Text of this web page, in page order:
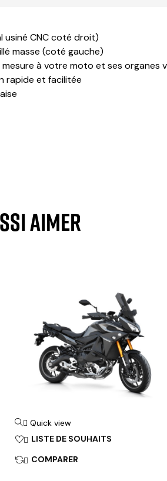
usiné CNC coté droit)
masse (coté gauche)
à votre moto et ses organes
rapide et facilitée
AIMER
 Quick view
 LISTE DE SOUHAITS
 COMPARER